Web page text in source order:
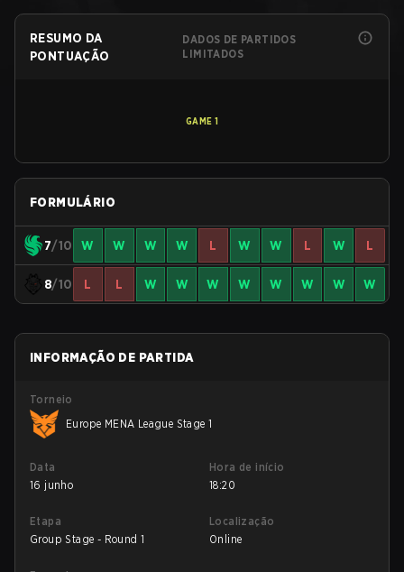
RESUMO DA
PONTUAÇÃO
DADOS DE PARTIDOS
LIMITADOS
GAME 1
FORMULÁRIO
7/10 W W W W L W W L W L
8/10 L L W W W W W W W W
INFORMAÇÃO DE PARTIDA
Torneio
Europe MENA League Stage 1
Data
16 junho
Hora de início
18:20
Etapa
Group Stage - Round 1
Localização
Online